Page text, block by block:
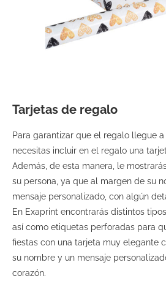
Tarjetas de regalo
Para garantizar que el regalo llegue
necesitas incluir en el regalo una
Además, de esta manera, le
su persona, ya que al margen de su
mensaje personalizado, con algún
En Exaprint encontrarás distintos
así como etiquetas perforadas para
fiestas con una tarjeta muy elegante
su nombre y un mensaje
corazón.